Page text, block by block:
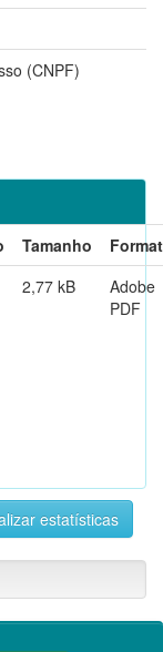
(CNPF)
Tamanho
2,77 kB
Adobe
PDF
estatísticas